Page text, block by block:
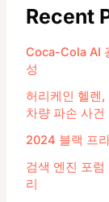
Recent
Coca-Cola AI
성
허리케인 헬렌,
차량 파손 사건
2024 블랙 프
검색 엔진 포럼
리